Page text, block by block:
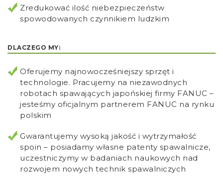
Zredukować ilość niebezpieczeństw
spowodowanych czynnikiem ludzkim
DLACZEGO MY:
Oferujemy najnowocześniejszy sprzęt i
technologie. Pracujemy na niezawodnych
robotach spawających japońskiej firmy FANUC –
jesteśmy oficjalnym partnerem FANUC na rynku
polskim
Gwarantujemy wysoką jakość i wytrzymałość
spoin – posiadamy własne patenty spawalnicze,
uczestniczymy w badaniach naukowych nad
rozwojem nowych technik spawalniczych